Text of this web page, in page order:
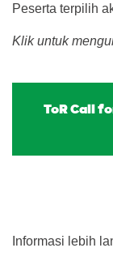
Peserta terpilih
Klik untuk
ToR Call
Informasi lebih